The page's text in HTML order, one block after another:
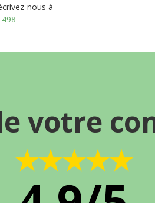
nous à
votre
★★★★★